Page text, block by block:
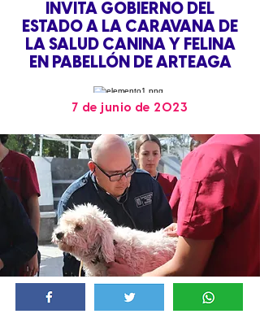
INVITA GOBIERNO DEL
ESTADO A LA CARAVANA DE
LA SALUD CANINA Y FELINA
EN PABELLÓN DE ARTEAGA
7 de junio de 2023